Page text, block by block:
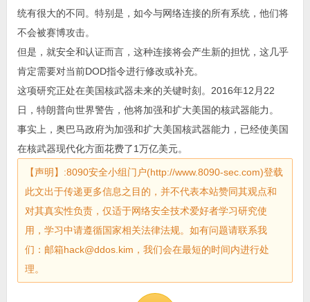
统有很大的不同。特别是，如今与网络连接的所有系统，他们将
不会被赛博攻击。
但是，就安全和认证而言，这种连接将会产生新的担忧，这几乎
肯定需要对当前DOD指令进行修改或补充。
这项研究正处在美国核武器未来的关键时刻。2016年12月22
日，特朗普向世界警告，他将加强和扩大美国的核武器能力。
事实上，奥巴马政府为加强和扩大美国核武器能力，已经使美国
在核武器现代化方面花费了1万亿美元。
【声明】:8090安全小组门户(http://www.8090-sec.com)登载
此文出于传递更多信息之目的，并不代表本站赞同其观点和
对其真实性负责，仅适于网络安全技术爱好者学习研究使
用，学习中请遵循国家相关法律法规。如有问题请联系我
们：邮箱hack@ddos.kim，我们会在最短的时间内进行处
理。